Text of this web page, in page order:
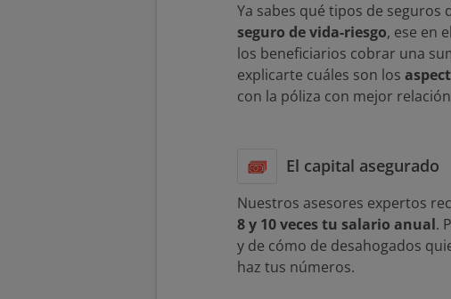
Ya sabes qué tipos de seguros
seguro de vida-riesgo, ese en
los beneficiarios cobrar una
explicarte cuáles son los
con la póliza con mejor
El capital asegurado
Nuestros asesores expertos
8 y 10 veces tu salario anual.
y de cómo de desahogados
haz tus números.